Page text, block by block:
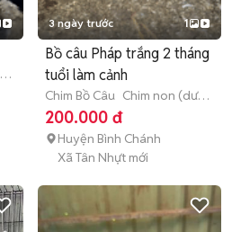
3 ngày trước 1
Bồ câu Pháp trắng 2 tháng
tuổi làm cảnh
Chim Bồ Câu Chim non (dưới
3 tháng tuổi)
200.000 đ
Huyện Bình Chánh
Xã Tân Nhựt mới